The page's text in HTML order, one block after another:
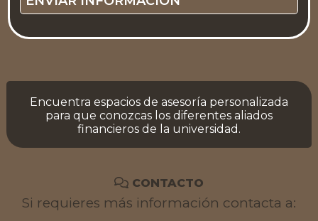
Encuentra espacios de asesoría personalizada
para que conozcas los diferentes aliados
financieros de la universidad.
CONTACTO
Si requieres más información contacta a: